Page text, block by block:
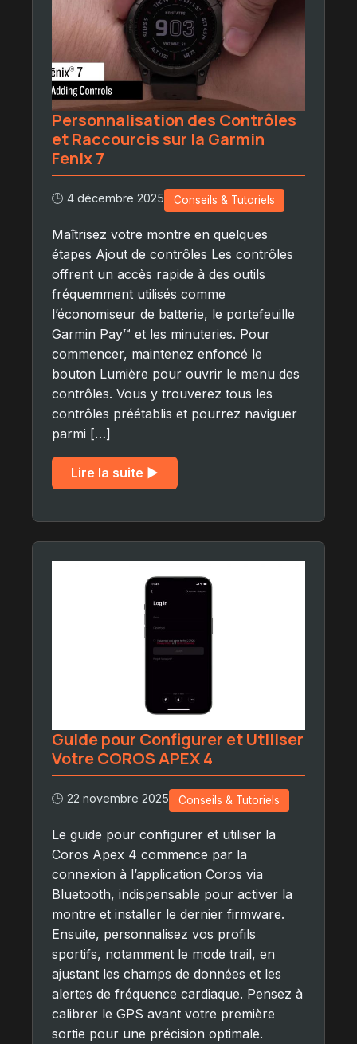
Personnalisation des Contrôles
et Raccourcis sur la Garmin
Fenix 7
🕒 4 décembre 2025 Conseils & Tutoriels
Maîtrisez votre montre en quelques
étapes Ajout de contrôles Les contrôles
offrent un accès rapide à des outils
fréquemment utilisés comme
l’économiseur de batterie, le portefeuille
Garmin Pay™ et les minuteries. Pour
commencer, maintenez enfoncé le
bouton Lumière pour ouvrir le menu des
contrôles. Vous y trouverez tous les
contrôles préétablis et pourrez naviguer
parmi […]
Lire la suite ▶︎
Guide pour Configurer et Utiliser
Votre COROS APEX 4
🕒 22 novembre 2025 Conseils & Tutoriels
Le guide pour configurer et utiliser la
Coros Apex 4 commence par la
connexion à l’application Coros via
Bluetooth, indispensable pour activer la
montre et installer le dernier firmware.
Ensuite, personnalisez vos profils
sportifs, notamment le mode trail, en
ajustant les champs de données et les
alertes de fréquence cardiaque. Pensez à
calibrer le GPS avant votre première
sortie pour une précision optimale.